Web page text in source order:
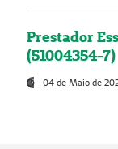
Prestador
(51004354-7)
04 de Maio de